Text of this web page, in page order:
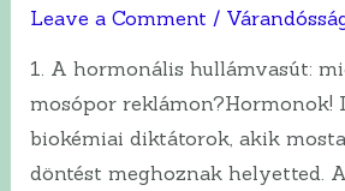
kinek
higgyek?
Leave a Comment /
1. A hormonális hullámvasút:
mosópor reklámon?Hormonok!
biokémiai diktátorok, akik
döntést meghoznak helyetted.